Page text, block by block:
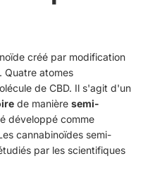
créé par modification
Quatre atomes
de CBD. Il s'agit d'un
de manière semi-
développé comme
cannabinoïdes semi-
par les scientifiques